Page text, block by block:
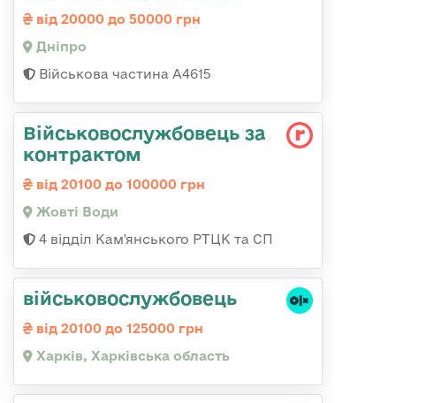
від 20000 до 50000 грн
Дніпро
Військова частина А4615
Військовослужбовець за
контрактом
від 20100 до 100000 грн
Жовті Води
4 відділ Кам'янського РТЦК та СП
військовослужбовець
від 20100 до 125000 грн
Харків, Харківська область